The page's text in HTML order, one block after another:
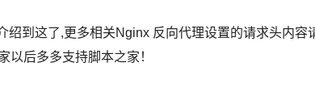
到这了,更多相关Nginx 反向代理设置的请求头内容
以后多多支持脚本之家！